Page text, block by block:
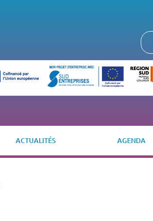
ACTUALITÉS AGENDA